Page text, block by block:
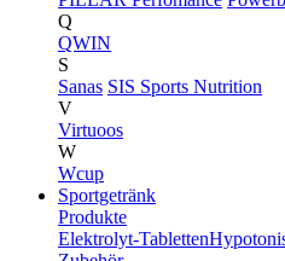
Q
QWIN
S
Sanas SIS Sports Nutrition
V
Virtuoos
W
Wcup
Sportgetränk
Produkte
Elektrolyt-Tabletten